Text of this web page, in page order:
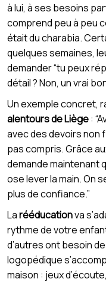
à lui, à ses besoins
comprend peu à peu
était du charabia.
quelques semaines,
demander “tu peux
détail ? Non, un vrai
Un exemple concret,
alentours de Liège:
avec des devoirs non
pas compris. Grâce
demande maintenant
ose lever la main. On
plus de confiance.”
Larééducationva
rythme de votre
d’autres ont besoin
logopédique
maison : jeux